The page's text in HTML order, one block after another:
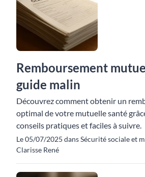
Remboursement
guide malin
Découvrez comment obtenir un
optimal de votre mutuelle santé
conseils pratiques et faciles à suivre.
Le 05/07/2025 dans Sécurité sociale et
Clarisse René